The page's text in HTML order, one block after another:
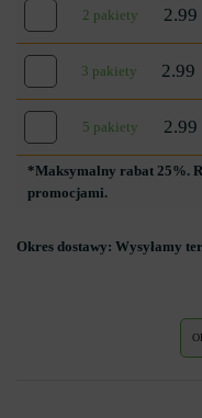
2 pakiety 2.99
3 pakiety 2.99
5 pakiety 2.99
*Maksymalny rabat 25%.
promocjami.
Okres dostawy: Wysyłamy